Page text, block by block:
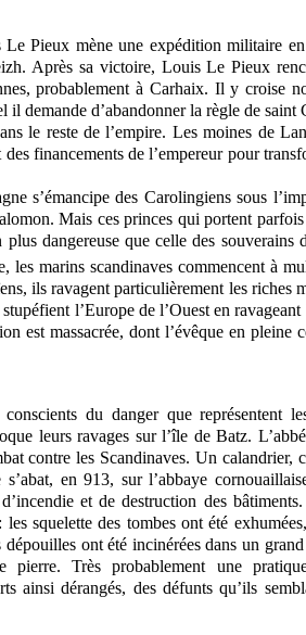
Pieux mène une expédition militaire
Après sa victoire, Louis Le Pieux
probablement à Carhaix. Il y croise
demande d’abandonner la règle de saint
le reste de l’empire. Les moines de
financements de l’empereur pour
s’émancipe des Carolingiens sous
Mais ces princes qui portent
dangereuse que celle des souverains
les marins scandinaves commencent à
ils ravagent particulièrement les riches
l’Europe de l’Ouest en
est massacrée, dont l’évêque en pleine
du danger que représentent
leurs ravages sur l’île de Batz.
contre les Scandinaves. Un calandrier,
en 913, sur l’abbaye
et de destruction des
squelette des tombes ont été
ont été incinérées dans un
pierre. Très probablement une
ainsi dérangés, des défunts qu’ils